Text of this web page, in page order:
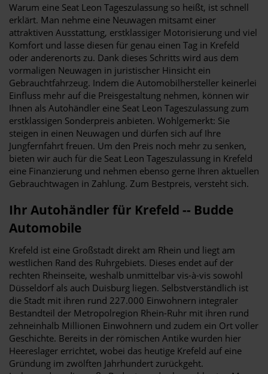
Warum eine Seat Leon Tageszulassung so heißt, ist schnell
erklärt. Man nehme eine Neuwagen mitsamt einer
attraktiven Ausstattung, erstklassiger Motorisierung und viel
Komfort und lasse diesen für genau einen Tag in Krefeld
oder anderenorts zu. Dank dieses Schritts wird aus dem
vormaligen Neuwagen in juristischer Hinsicht ein
Gebrauchtfahrzeug. Indem die Automobilhersteller keinerlei
Einfluss mehr auf die Preisgestaltung nehmen, können wir
Ihnen als Autohändler eine Seat Leon Tageszulassung zum
erstklassigen Sonderpreis anbieten. Wohlgemerkt: Sie
steigen in einen Neuwagen und dürfen sich auf Ihre
Jungfernfahrt freuen. Um den Preis noch mehr zu senken,
bieten wir auch für die Seat Leon Tageszulassung in Krefeld
eine Finanzierung und nehmen ebenso gerne Ihren aktuellen
Gebrauchtwagen in Zahlung. Zum Bestpreis, versteht sich.
Ihr Autohändler für Krefeld -- Budde
Automobile
Krefeld ist eine Großstadt direkt am Rhein und liegt am
westlichen Rand des Ruhrgebiets. Dieses endet auf der
rechten Rheinseite, weshalb unmittelbar vis-à-vis sowohl
Düsseldorf als auch Duisburg liegen. Selbstverständlich ist
die Stadt mit ihren rund 227.000 Einwohnern integraler
Bestandteil der Metropolregion Rhein-Ruhr mit ihren rund
zehneinhalb Millionen Einwohnern und zudem ein Ort voller
Geschichte. Bereits in der römischen Antike wurden hier
Heereslager errichtet, wobei das heutige Krefeld auf eine
Gründung im zwölften Jahrhundert zurückgeht.